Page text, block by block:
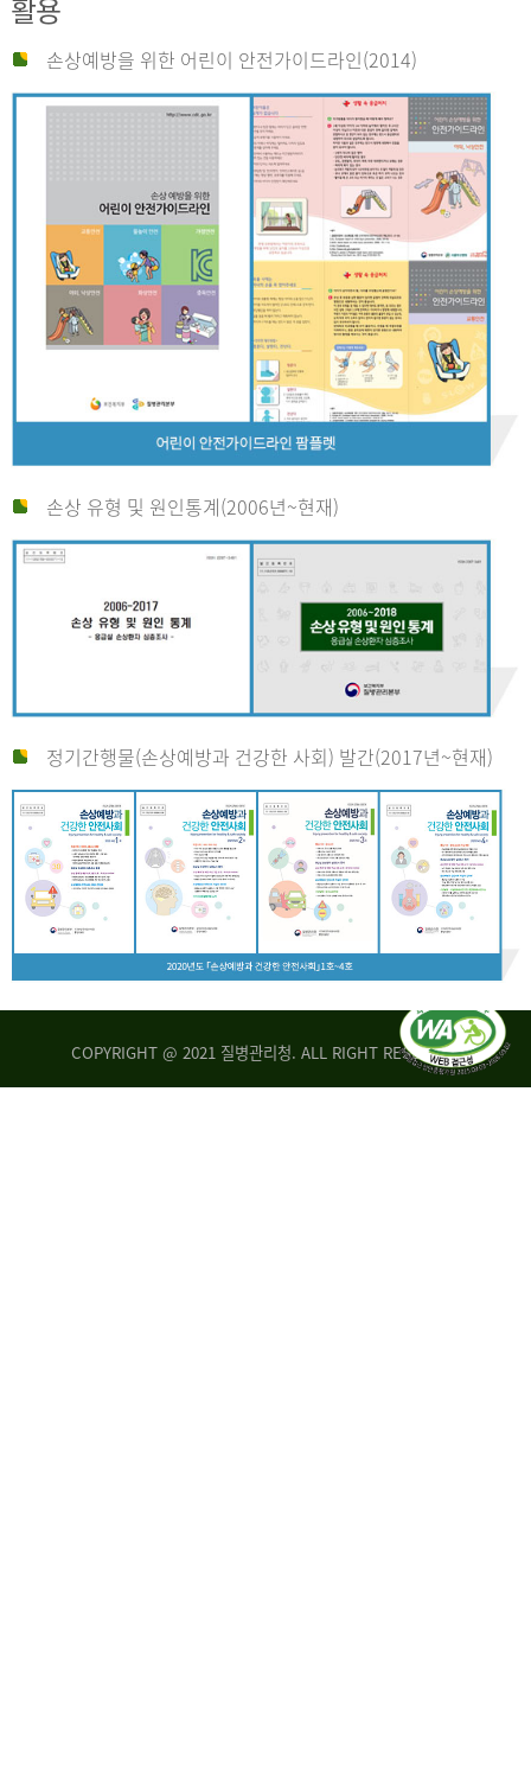
활용
손상예방을 위한 어린이 안전가이드라인(2014)
손상 유형 및 원인통계(2006년~현재)
정기간행물(손상예방과 건강한 사회) 발간(2017년~현재)
COPYRIGHT @ 2021 질병관리청. ALL RIGHT RESERVED